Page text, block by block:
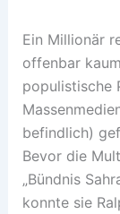
Ein Millionär
offenbar
populistische
befindlich)
Bevor die
„Bündnis
konnte sie